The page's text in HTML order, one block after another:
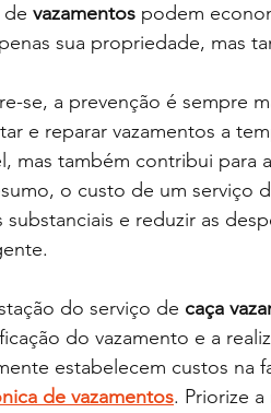
de vazamentos podem
sua propriedade, mas
se, a prevenção é sempre
e reparar vazamentos a
mas também contribui para
o custo de um serviço
substanciais e reduzir as
do serviço de caça
do vazamento e a
estabelecem custos na
de vazamentos. Priorize